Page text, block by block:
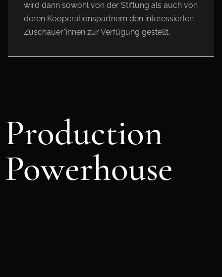
wird dann sowohl von der Stiftung als auch von
deren Kooperationspartnern den interessierten
Zuschauer*innen zur Verfügung gestellt.
Production
Powerhouse